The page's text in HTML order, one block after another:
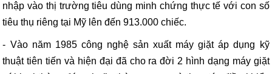
nhập vào thị trường tiêu dùng minh chứng thực tế với con số
tiêu thụ riêng tại Mỹ lên đến 913.000 chiếc.
- Vào năm 1985 công nghệ sản xuất máy giặt áp dụng kỹ
thuật tiên tiến và hiện đại đã cho ra đời 2 hình dạng máy giặt